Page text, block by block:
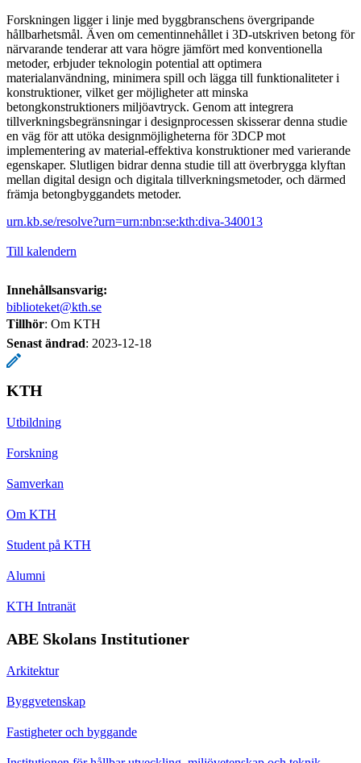
Forskningen ligger i linje med byggbranschens övergripande
hållbarhetsmål. Även om cementinnehållet i 3D-utskriven betong för
närvarande tenderar att vara högre jämfört med konventionella
metoder, erbjuder teknologin potential att optimera
materialanvändning, minimera spill och lägga till funktionaliteter i
konstruktioner, vilket ger möjligheter att minska
betongkonstruktioners miljöavtryck. Genom att integrera
tillverkningsbegränsningar i designprocessen skisserar denna studie
en väg för att utöka designmöjligheterna för 3DCP mot
implementering av material-effektiva konstruktioner med varierande
egenskaper. Slutligen bidrar denna studie till att överbrygga klyftan
mellan digital design och digitala tillverkningsmetoder, och därmed
främja betongbyggandets metoder.
urn.kb.se/resolve?urn=urn:nbn:se:kth:diva-340013
Till kalendern
Innehållsansvarig:
biblioteket@kth.se
Tillhör: Om KTH
Senast ändrad: 2023-12-18
KTH
Utbildning
Forskning
Samverkan
Om KTH
Student på KTH
Alumni
KTH Intranät
ABE Skolans Institutioner
Arkitektur
Byggvetenskap
Fastigheter och byggande